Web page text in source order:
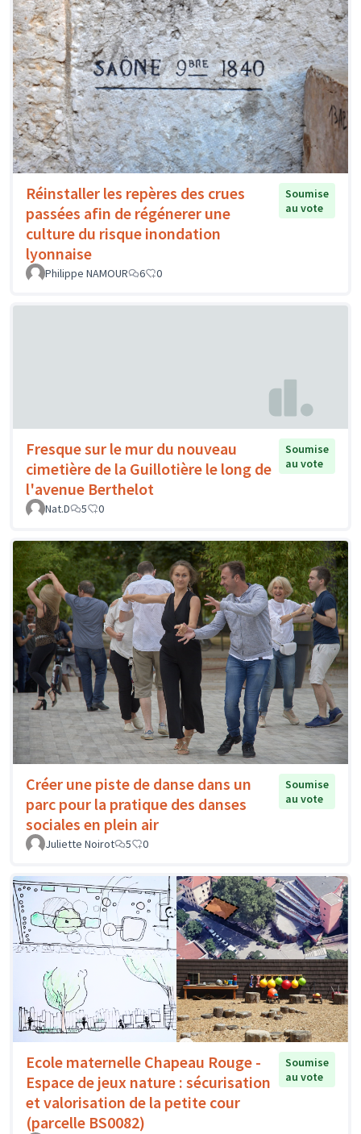
Réinstaller les repères des crues
passées afin de régénerer une
culture du risque inondation
lyonnaise
Soumise
au vote
Philippe NAMOUR 6 0
Fresque sur le mur du nouveau
cimetière de la Guillotière le long de
l'avenue Berthelot
Soumise
au vote
Nat.D 5 0
Créer une piste de danse dans un
parc pour la pratique des danses
sociales en plein air
Soumise
au vote
Juliette Noirot 5 0
Ecole maternelle Chapeau Rouge -
Espace de jeux nature : sécurisation
et valorisation de la petite cour
(parcelle BS0082)
Soumise
au vote